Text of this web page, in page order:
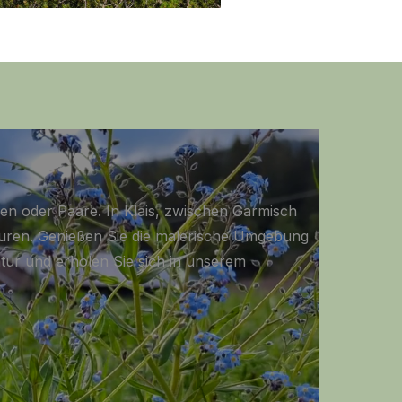
oder Paare. In Klais, zwischen Garmisch
Genießen Sie die malerische Umgebung
und erholen Sie sich in unserem